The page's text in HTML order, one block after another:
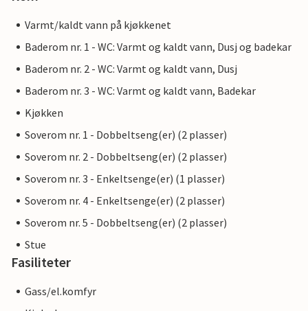
Varmt/kaldt vann på kjøkkenet
Baderom nr. 1 - WC: Varmt og kaldt vann, Dusj og badekar
Baderom nr. 2 - WC: Varmt og kaldt vann, Dusj
Baderom nr. 3 - WC: Varmt og kaldt vann, Badekar
Kjøkken
Soverom nr. 1 - Dobbeltseng(er) (2 plasser)
Soverom nr. 2 - Dobbeltseng(er) (2 plasser)
Soverom nr. 3 - Enkeltsenge(er) (1 plasser)
Soverom nr. 4 - Enkeltsenge(er) (2 plasser)
Soverom nr. 5 - Dobbeltseng(er) (2 plasser)
Stue
Fasiliteter
Gass/el.komfyr